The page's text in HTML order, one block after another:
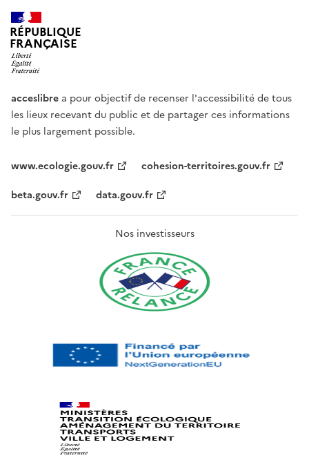
RÉPUBLIQUE
FRANÇAISE
acceslibre a pour objectif de recenser l'accessibilité de tous
les lieux recevant du public et de partager ces informations
le plus largement possible.
www.ecologie.gouv.fr
cohesion-territoires.gouv.fr
beta.gouv.fr
data.gouv.fr
Nos investisseurs